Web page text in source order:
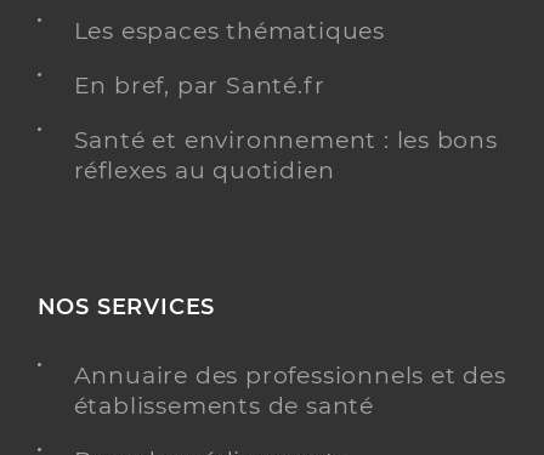
Les espaces thématiques
En bref, par Santé.fr
Santé et environnement : les bons
réflexes au quotidien
NOS SERVICES
Annuaire des professionnels et des
établissements de santé